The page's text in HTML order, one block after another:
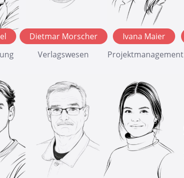
Dietmar Morscher
Verlagswesen
Ivana Maier
Projektmanagement